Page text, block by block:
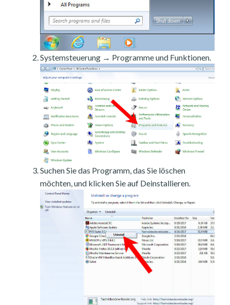
Systemsteuerung → Programme und Funktionen.
Suchen Sie das Programm, das Sie löschen
möchten, und klicken Sie auf Deinstallieren.